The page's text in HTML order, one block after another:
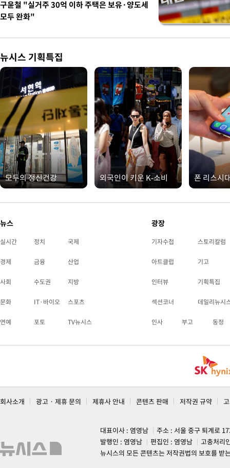
구윤철 "실거주 30억 이하 주택은 보유·양도세
모두 완화"
뉴시스 기획특집
모두의 정신건강 외국인이 키운 K-소비 폰 리스시
뉴스
실시간 정치 국제
경제 금융 산업
사회 수도권 지방
문화 IT·바이오 스포츠
연예 포토 TV뉴시스
광장
기자수첩 스토리칼럼
아트클럽 기고
인터뷰 기획특집
섹션코너 데일리뉴시
인사 부고 동정
회사소개 광고 · 제휴 문의 제휴사 안내 콘텐츠 판매 저작권 규약
대표이사 : 염영남
주소 : 서울 중구 퇴계로
발행인 : 염영남
편집인 : 염영남
고충처리
뉴시스의 모든 콘텐츠는 저작권법의 보호를